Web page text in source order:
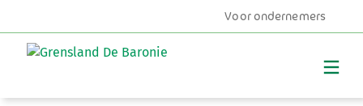
Voor ondernemers